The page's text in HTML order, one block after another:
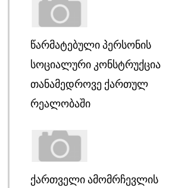
ᲬᲐᲠᲛᲐᲢᲔᲑᲣᲚᲘ ᲞᲔᲠᲡᲝᲜᲘᲡ
ᲡᲝᲪᲘᲐᲚᲣᲠᲘ ᲙᲝᲜᲡᲢᲠᲣᲥᲪᲘᲐ
ᲗᲐᲜᲐᲛᲔᲓᲠᲝᲕᲔ ᲥᲐᲠᲗᲣᲚ
ᲠᲔᲐᲚᲝᲑᲐᲨᲘ
ᲥᲐᲠᲗᲕᲔᲚᲘ ᲐᲛᲝᲛᲠᲩᲔᲕᲚᲘᲡ